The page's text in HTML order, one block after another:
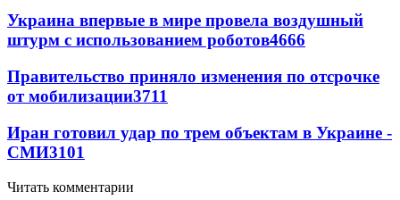
Украина впервые в мире провела воздушный
штурм с использованием роботов4666
Правительство приняло изменения по отсрочке
от мобилизации3711
Иран готовил удар по трем объектам в Украине -
СМИ3101
Читать комментарии